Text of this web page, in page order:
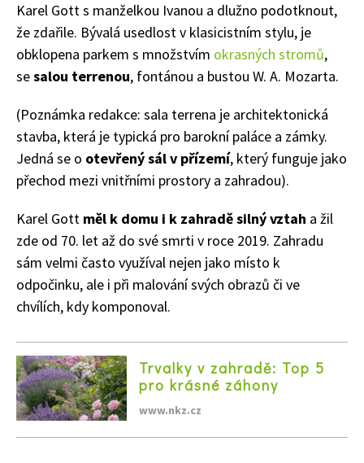
Karel Gott s manželkou Ivanou a dlužno podotknout,
že zdařile. Bývalá usedlost v klasicistním stylu, je
obklopena parkem s množstvím okrasných stromů,
sesalou terrenou, fontánou a bustou W. A. Mozarta.
(Poznámka redakce: sala terrena je architektonická
stavba, která je typická pro barokní paláce a zámky.
Jedná se o otevřený sál v přízemí, který funguje jako
přechod mezi vnitřními prostory a zahradou).
Karel Gott měl k domu i k zahradě silný vztah a žil
zde od 70. let až do své smrti v roce 2019. Zahradu
sám velmi často využíval nejen jako místo k
odpočinku, ale i při malování svých obrazů či ve
chvílích, kdy komponoval.
Trvalky v zahradě: Top 5
pro krásné záhony
www.nkz.cz